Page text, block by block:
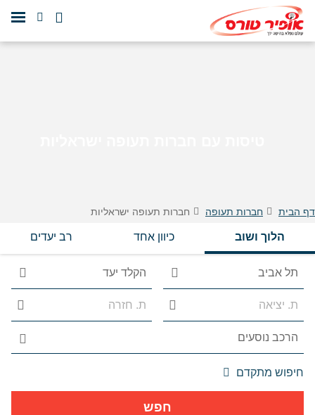
דף הבית חברות תעופה חברות תעופה ישראליות
הלוך ושוב כיוון אחד רב יעדים
חפש
חיפוש מתקדם
אפשרויות
הנוספות